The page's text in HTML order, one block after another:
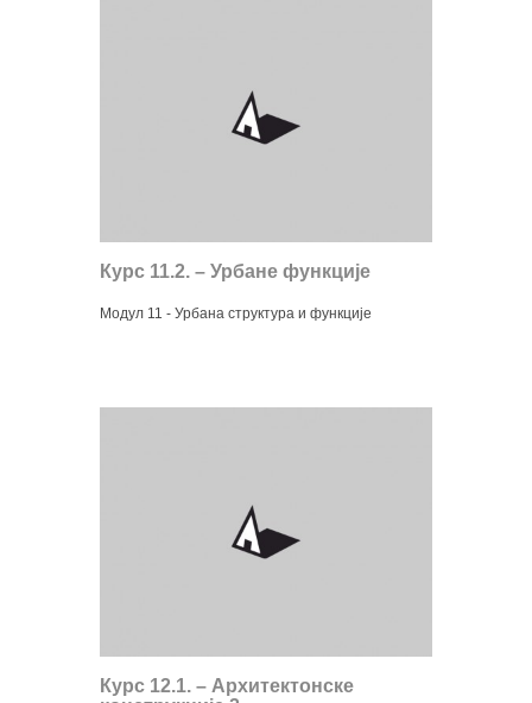
Курс 11.2. – Урбане функције
Модул 11 - Урбана структура и функције
Курс 12.1. – Архитектонске